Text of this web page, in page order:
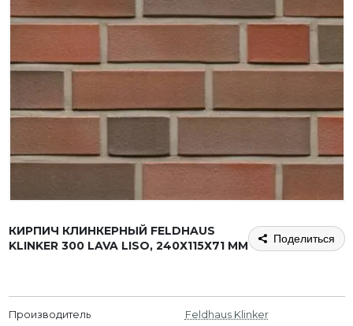
КИРПИЧ КЛИНКЕРНЫЙ FELDHAUS
KLINKER 300 LAVA LISO, 240Х115Х71 ММ
Поделиться
Производитель
Feldhaus Klinker